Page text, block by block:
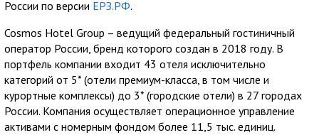
России по версии ЕРЗ.РФ.
Cosmos Hotel Group – ведущий федеральный гостиничный
оператор России, бренд которого создан в 2018 году. В
портфель компании входит 43 отеля исключительно
категорий от 5* (отели премиум-класса, в том числе и
курортные комплексы) до 3* (городские отели) в 27 городах
России. Компания осуществляет операционное управление
активами с номерным фондом более 11,5 тыс. единиц.